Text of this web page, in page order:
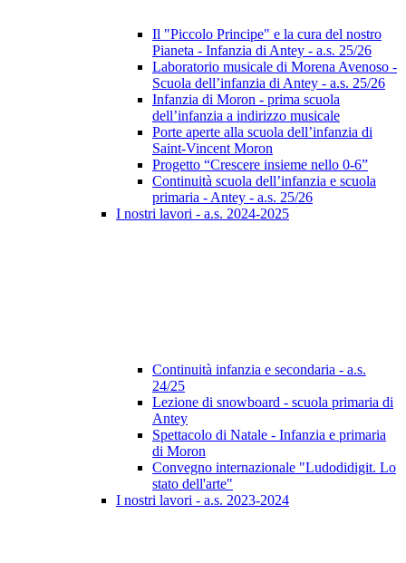
Il "Piccolo Principe" e la cura del nostro
Pianeta - Infanzia di Antey - a.s. 25/26
Laboratorio musicale di Morena Avenoso -
Scuola dell’infanzia di Antey - a.s. 25/26
Infanzia di Moron - prima scuola
dell’infanzia a indirizzo musicale
Porte aperte alla scuola dell’infanzia di
Saint-Vincent Moron
Progetto “Crescere insieme nello 0-6”
Continuità scuola dell’infanzia e scuola
primaria - Antey - a.s. 25/26
I nostri lavori - a.s. 2024-2025
Continuità infanzia e secondaria - a.s.
24/25
Lezione di snowboard - scuola primaria di
Antey
Spettacolo di Natale - Infanzia e primaria
di Moron
Convegno internazionale "Ludodidigit. Lo
stato dell'arte"
I nostri lavori - a.s. 2023-2024